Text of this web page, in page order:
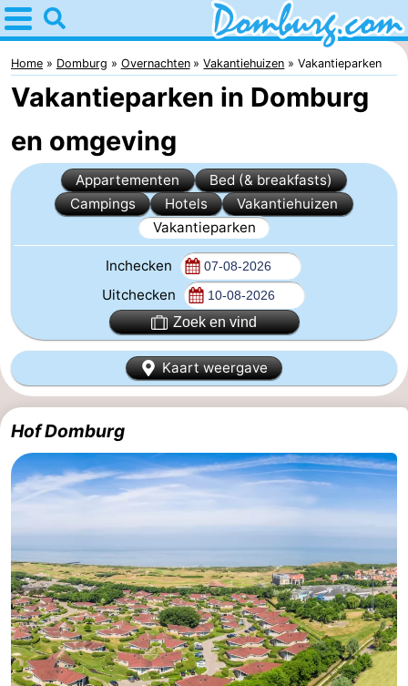
Home
Domburg
Tips
Voor
kinderen
Webcam
Appartementen
-
Park
Loverendale
-
Résidence
Bed
breakfasts)
Hotels
Vakantiehuizen
-
Buitenhof
-
Home Domburg Overnachten Vakantiehuizen Vakantieparken
Vakantieparken in Domburg
en omgeving
Appartementen
Bed (& breakfasts)
Campings
Hotels
Vakantiehuizen
Vakantieparken
Inchecken
Uitchecken
Zoek en vind
Kaart weergave
Hof Domburg